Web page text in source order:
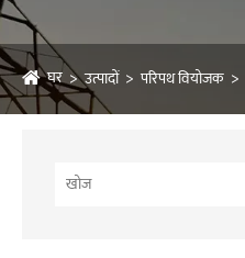
घर उत्पादों परिपथ वियोजक